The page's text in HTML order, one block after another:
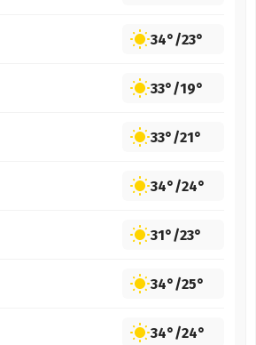
34°/23°
33°/19°
33°/21°
34°/24°
31°/23°
34°/25°
34°/24°